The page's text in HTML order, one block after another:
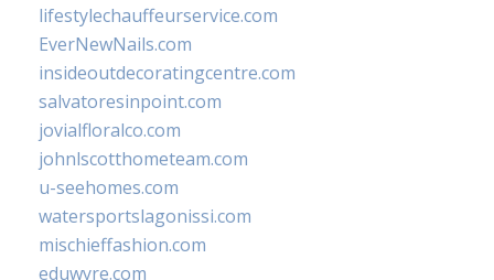
lifestylechauffeurservice.com
EverNewNails.com
insideoutdecoratingcentre.com
salvatoresinpoint.com
jovialfloralco.com
johnlscotthometeam.com
u-seehomes.com
watersportslagonissi.com
mischieffashion.com
eduwyre.com